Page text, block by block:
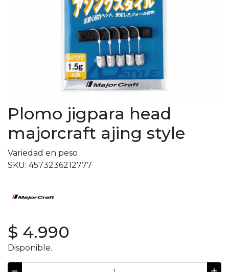
Plomo jigpara head
majorcraft ajing style
Variedad en peso
SKU: 4573236212777
$ 4.990
Disponible.